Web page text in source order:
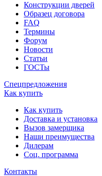
Конструкции дверей
Образец договора
FAQ
Термины
Форум
Новости
Статьи
ГОСТы
Спецпредложения
Как купить
Как купить
Доставка и установка
Вызов замерщика
Наши преимущества
Дилерам
Соц. программа
Контакты